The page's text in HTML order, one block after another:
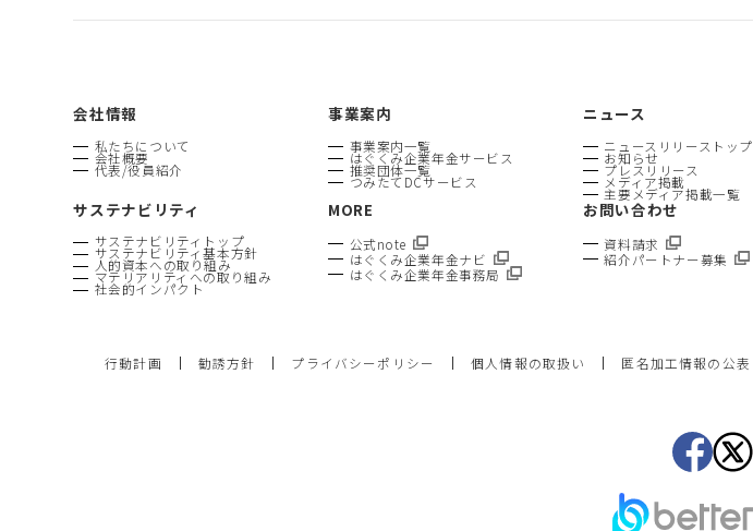
会社情報
私たちについて
会社概要
代表/役員紹介
事業案内
事業案内一覧
はぐくみ企業年金サービス
推奨団体一覧
つみたてDCサービス
ニュース
ニュースリリーストップ
お知らせ
プレスリリース
メディア掲載
主要メディア掲載一覧
サステナビリティ
サステナビリティトップ
サステナビリティ基本方針
人的資本への取り組み
マテリアリティへの取り組み
社会的インパクト
MORE
公式note
はぐくみ企業年金ナビ
はぐくみ企業年金事務局
お問い合わせ
資料請求
紹介パートナー募集
行動計画 勧誘方針 プライバシーポリシー 個人情報の取扱い 匿名加工情報の公表